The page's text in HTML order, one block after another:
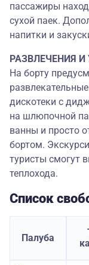
пассажиры
сухой паек.
напитки и
РАЗВЛЕЧЕНИЯ И
На борту
дискотеки с
на шлюпочной
ванны и просто
бортом.
туристы смогут
теплохода.
Список
Палуба